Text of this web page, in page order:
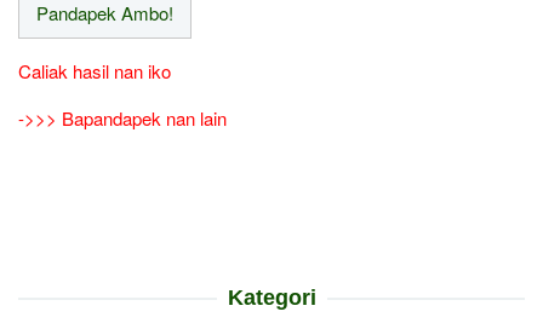
Caliak hasil nan iko
->>> Bapandapek nan lain
Kategori